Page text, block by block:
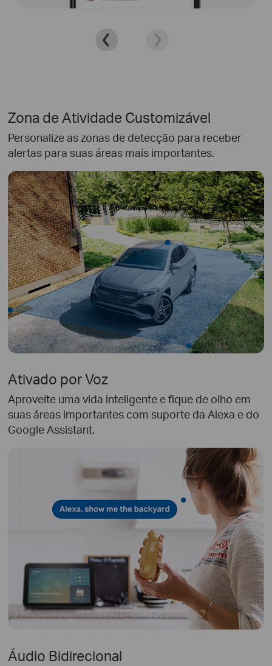
Zona de Atividade Customizável
Personalize as zonas de detecção para receber
alertas para suas áreas mais importantes.
Ativado por Voz
Aproveite uma vida inteligente e fique de olho em
suas áreas importantes com suporte da Alexa e do
Google Assistant.
Áudio Bidirecional